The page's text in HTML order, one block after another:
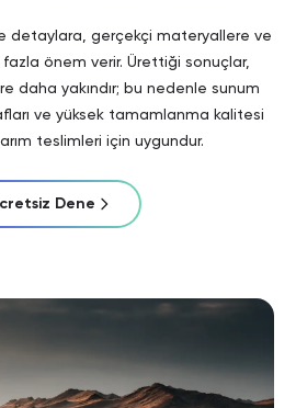
detaylara, gerçekçi materyallere ve
fazla önem verir. Ürettiği sonuçlar,
daha yakındır; bu nedenle sunum
ve yüksek tamamlanma kalitesi
teslimleri için uygundur.
Dene